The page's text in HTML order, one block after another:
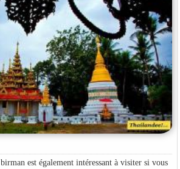
est également intéressant à visiter si vous